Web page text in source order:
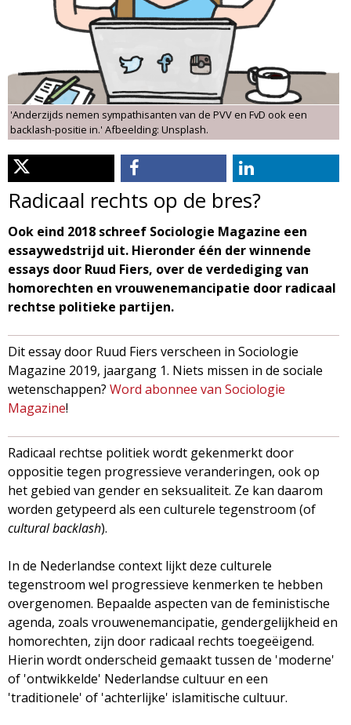
l
o
g
i
e
M
a
g
a
z
i
n
e
e
n
u
'Anderzijds nemen sympathisanten van de PVV en FvD ook een
backlash-positie in.' Afbeelding: Unsplash.
Radicaal rechts op de bres?
Ook eind 2018 schreef Sociologie Magazine een
essaywedstrijd uit. Hieronder één der winnende
essays door Ruud Fiers, over de verdediging van
homorechten en vrouwenemancipatie door radicaal
rechtse politieke partijen.
Dit essay door Ruud Fiers verscheen in Sociologie
Magazine 2019, jaargang 1. Niets missen in de sociale
wetenschappen? Word abonnee van Sociologie
Magazine!
Radicaal rechtse politiek wordt gekenmerkt door
oppositie tegen progressieve veranderingen, ook op
het gebied van gender en seksualiteit. Ze kan daarom
worden getypeerd als een culturele tegenstroom (of
cultural backlash).
In de Nederlandse context lijkt deze culturele
tegenstroom wel progressieve kenmerken te hebben
overgenomen. Bepaalde aspecten van de feministische
agenda, zoals vrouwenemancipatie, gendergelijkheid en
homorechten, zijn door radicaal rechts toegeëigend.
Hierin wordt onderscheid gemaakt tussen de 'moderne'
of 'ontwikkelde' Nederlandse cultuur en een
'traditionele' of 'achterlijke' islamitische cultuur.